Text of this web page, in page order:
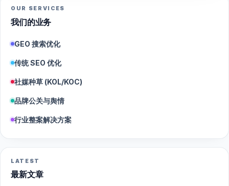
OUR SERVICES
我们的业务
GEO 搜索优化
传统 SEO 优化
社媒种草 (KOL/KOC)
品牌公关与舆情
行业整案解决方案
LATEST
最新文章